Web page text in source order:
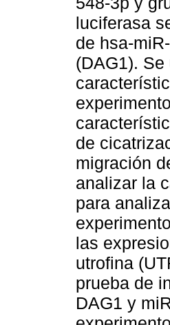
luciferasa
de hsa-
(DAG1).
de
migración
analizar la
para
las
utrofina
prueba de
DAG1 y